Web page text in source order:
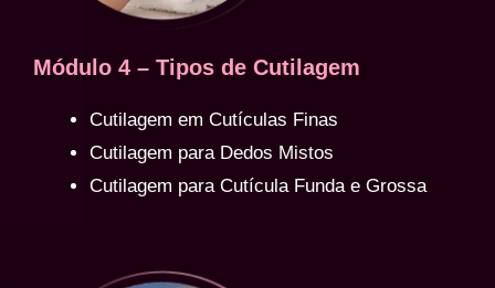
Módulo 4 – Tipos de Cutilagem
Cutilagem em Cutículas Finas
Cutilagem para Dedos Mistos
Cutilagem para Cutícula Funda e Grossa